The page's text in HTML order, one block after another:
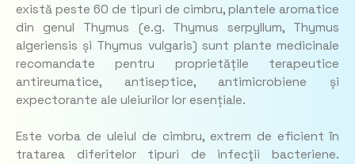
există peste 60 de tipuri de cimbru, plantele aromatice
din genul Thymus (e.g. Thymus serpyllum, Thymus
algeriensis și Thymus vulgaris) sunt plante medicinale
recomandate pentru proprietățile terapeutice
antireumatice, antiseptice, antimicrobiene și
expectorante ale uleiurilor lor esențiale.
Este vorba de uleiul de cimbru, extrem de eficient în
tratarea diferitelor tipuri de infecţii bacteriene.